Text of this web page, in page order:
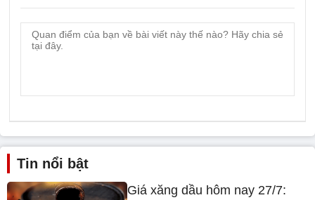
Tin nổi bật
Giá xăng dầu hôm nay 27/7: